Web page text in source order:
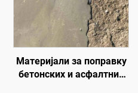
Материјали за поправку
бетонских и асфалтних